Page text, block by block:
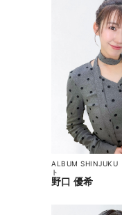
野口 優希
ALBUM SHINJUKU
ト